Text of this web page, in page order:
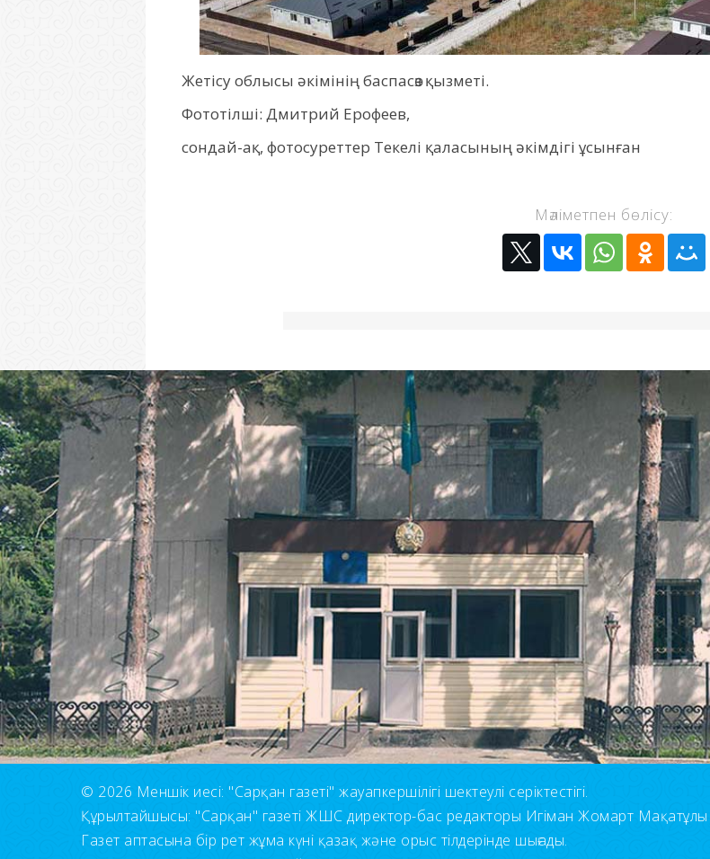
Жетісу облысы әкімінің баспасөз қызметі.
Фототілші: Дмитрий Ерофеев,
сондай-ақ, фотосуреттер Текелі қаласының әкімдігі ұсынған
Мәліметпен бөлісу:
© 2026 Меншік иесі: "Сарқан газеті" жауапкершілігі шектеулі серіктестігі.
Құрылтайшысы: "Сарқан" газеті ЖШС директор-бас редакторы Игіман Жомарт Мақатұлы
Газет аптасына бір рет жұма күні қазақ және орыс тілдерінде шығады.